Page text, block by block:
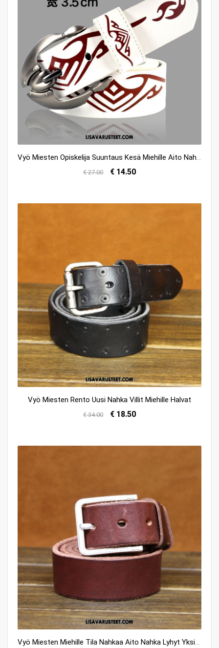
€ 27.00 € 14.50
Vyö Miesten Rento Uusi Nahka Villit Miehille Halvat
€ 34.00 € 18.50